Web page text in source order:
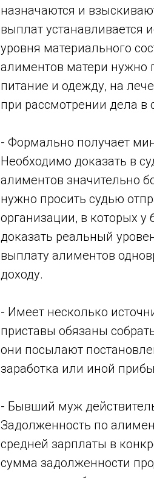
назначаются и
выплат устанавливается
уровня материального
алиментов матери нужно
питание и одежду, на
при рассмотрении дела в
- Формально получает
Необходимо доказать в
алиментов значительно
нужно просить судью
организации, в которых
доказать реальный
выплату алиментов
доходу.
- Имеет несколько
приставы обязаны
они посылают
заработка или иной
- Бывший муж
Задолженность по
средней зарплаты в
сумма задолженности